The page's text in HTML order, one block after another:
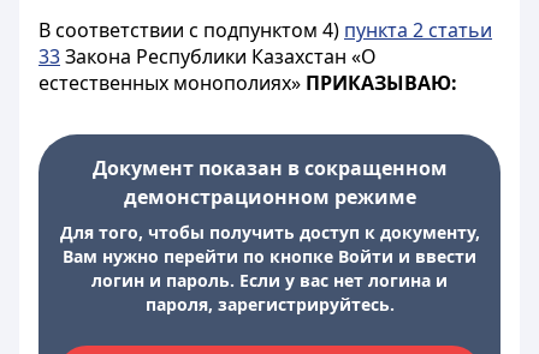
В соответствии с подпунктом 4) пункта 2 статьи
33Закона Республики Казахстан «О
естественных монополиях» ПРИКАЗЫВАЮ:
Документ показан в сокращенном
демонстрационном режиме
Для того, чтобы получить доступ к документу,
Вам нужно перейти по кнопке Войти и ввести
логин и пароль. Если у вас нет логина и
пароля, зарегистрируйтесь.